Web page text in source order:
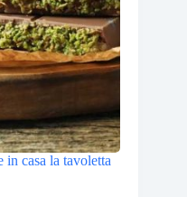
casa la tavoletta